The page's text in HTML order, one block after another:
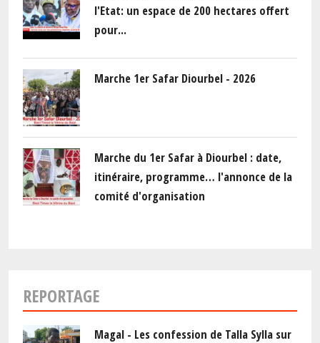
l'Etat: un espace de 200 hectares offert
pour...
Marche 1er Safar Diourbel - 2026
Marche du 1er Safar à Diourbel : date,
itinéraire, programme… l'annonce de la
comité d'organisation
REPORTAGE
Magal - Les confession de Talla Sylla sur